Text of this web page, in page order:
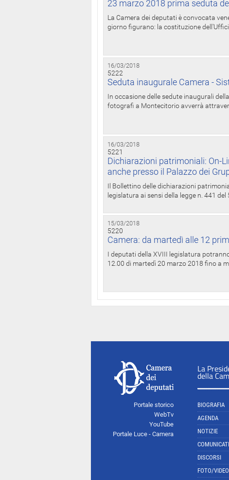
23 marzo 2018 prima seduta
La Camera dei deputati è convocata
giorno figurano: la costituzione
16/03/2018
5222
Seduta inaugurale Camera -
In occasione delle sedute inaugurali
fotografi a Montecitorio avverrà
16/03/2018
5221
Dichiarazioni patrimoniali: On-
anche presso il Palazzo dei
Il Bollettino delle dichiarazioni
legislatura ai sensi della legge n. 441
15/03/2018
5220
Camera: da martedì alle 12
I deputati della XVIII legislatura
12.00 di martedì 20 marzo 2018 fino a
Portale storico
WebTv
YouTube
Portale Luce - Camera
La
della
BIOGRAFIA
AGENDA
NOTIZIE
COMUNICATI
DISCORSI
FOTO/VIDEO